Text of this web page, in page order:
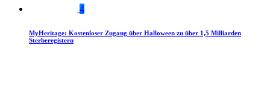
4
MyHeritage: Kostenloser Zugang über Halloween zu über 1,5 Milliarden
Sterberegistern